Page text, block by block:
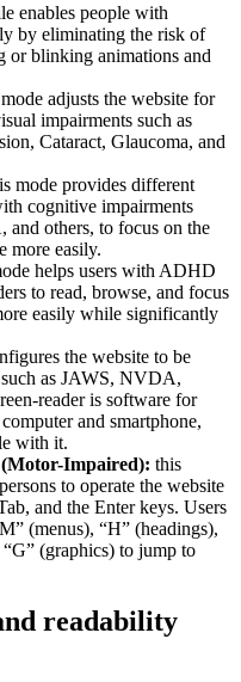
enables people with
by eliminating the risk of
or blinking animations and
adjusts the website for
impairments such as
Cataract, Glaucoma, and
mode provides different
cognitive impairments
others, to focus on the
more easily.
helps users with ADHD
to read, browse, and focus
easily while significantly
the website to be
as JAWS, NVDA,
reader is software for
and smartphone,
with it.
Impaired): this
to operate the website
and the Enter keys. Users
(menus), “H” (headings),
(graphics) to jump to
readability